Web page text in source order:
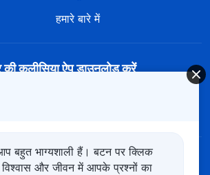
हमारे बारे में
की कलीसिया ऐप डाउनलोड करें
भाग्यशाली हैं। बटन पर क्लिक
और जीवन में आपके प्रश्नों का